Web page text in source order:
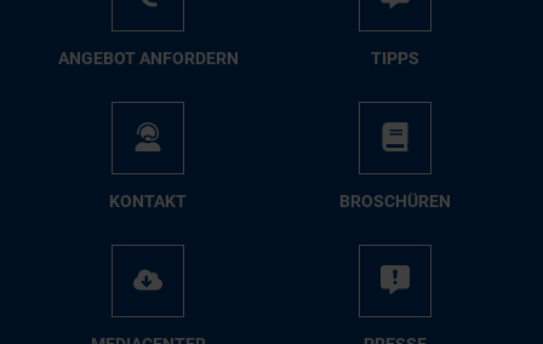
AN­GE­BOT AN­FOR­DERN TIPPS
KON­TAKT BRO­SCHÜ­REN